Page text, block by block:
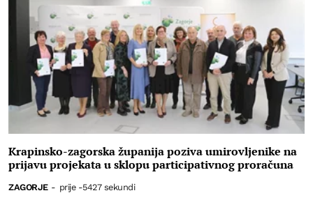
Krapinsko-zagorska županija poziva umirovljenike na
prijavu projekata u sklopu participativnog proračuna
ZAGORJE - prije -5427 sekundi